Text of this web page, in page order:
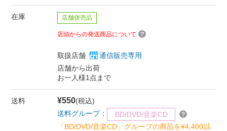
在庫 店舗併売品
店頭からの発送商品について
取扱店舗
通信販売専用
店舗から出荷
お一人様1点まで
送料 ¥550(税込)
送料グループ：
BD/DVD/音楽CD
「BD/DVD/音楽CD」グループの商品を¥4,400以